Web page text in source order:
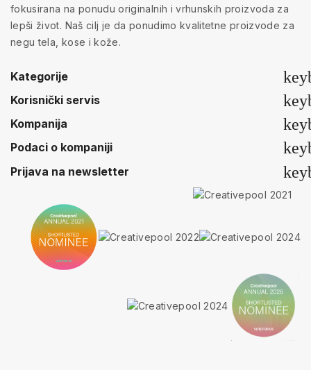
fokusirana na ponudu originalnih i vrhunskih proizvoda za
lepši život. Naš cilj je da ponudimo kvalitetne proizvode za
negu tela, kose i kože.
Kategorije
Korisnički servis
Kompanija
Podaci o kompaniji
Prijava na newsletter